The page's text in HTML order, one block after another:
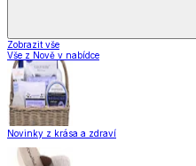
Zobrazit vše
Vše z Nově v nabídce
Novinky z krása a zdraví